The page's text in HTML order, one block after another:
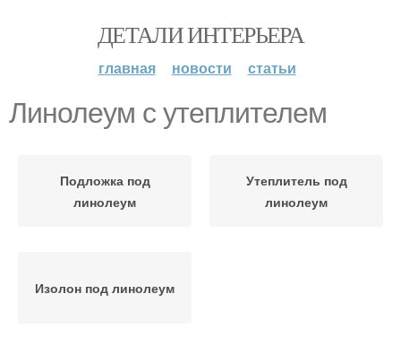
ДЕТАЛИ ИНТЕРЬЕРА
главная новости статьи
Линолеум с утеплителем
Подложка под
линолеум
Утеплитель под
линолеум
Изолон под линолеум